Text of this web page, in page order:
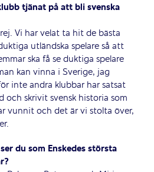
tjänat på att bli svenska
Vi har velat ta hit de bästa
utländska spelare så att
ska få se duktiga spelare
kan vinna i Sverige, jag
inte andra klubbar har satsat
och skrivit svensk historia som
vunnit och det är vi stolta över,
du som Enskedes största